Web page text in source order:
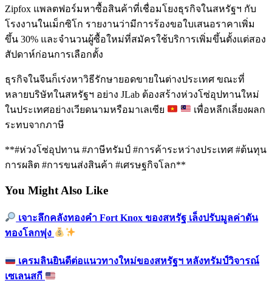
Zipfox แพลตฟอร์มหาซื้อสินค้าที่เชื่อมโยงธุรกิจในสหรัฐฯ กับ
โรงงานในเม็กซิโก รายงานว่ามีการร้องขอใบเสนอราคาเพิ่ม
ขึ้น 30% และจำนวนผู้ซื้อใหม่ที่สมัครใช้บริการเพิ่มขึ้นตั้งแต่สอง
สัปดาห์ก่อนการเลือกตั้ง
ธุรกิจในจีนก็เร่งหาวิธีรักษายอดขายในต่างประเทศ ขณะที่
หลายบริษัทในสหรัฐฯ อย่าง JLab ต้องสร้างห่วงโซ่อุปทานใหม่
ในประเทศอย่างเวียดนามหรือมาเลเซีย
เพื่อหลีกเลี่ยงผลก
ระทบจากภาษี
**#ห่วงโซ่อุปทาน #ภาษีทรัมป์ #การค้าระหว่างประเทศ #ต้นทุน
การผลิต #การขนส่งสินค้า #เศรษฐกิจโลก**
You Might Also Like
เจาะลึกคลังทองคำ Fort Knox ของสหรัฐ เล็งปรับมูลค่าดัน
ทองโลกพุ่ง
เครมลินยินดีต่อแนวทางใหม่ของสหรัฐฯ หลังทรัมป์วิจารณ์
เซเลนสกี